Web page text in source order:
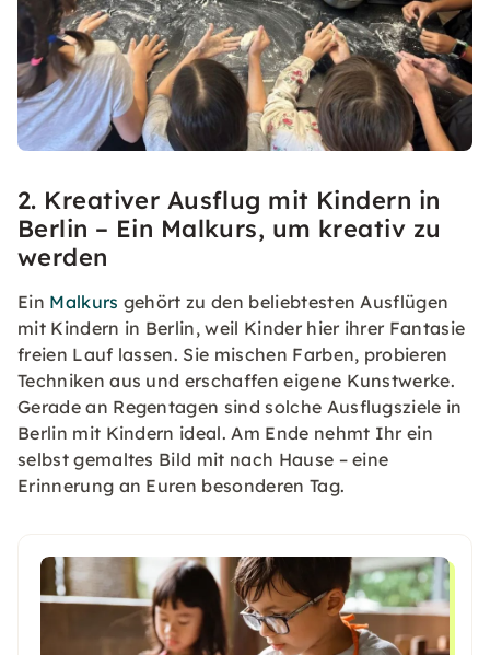
2. Kreativer Ausflug mit Kindern in
Berlin – Ein Malkurs, um kreativ zu
werden
Ein Malkurs gehört zu den beliebtesten Ausflügen
mit Kindern in Berlin, weil Kinder hier ihrer Fantasie
freien Lauf lassen. Sie mischen Farben, probieren
Techniken aus und erschaffen eigene Kunstwerke.
Gerade an Regentagen sind solche Ausflugsziele in
Berlin mit Kindern ideal. Am Ende nehmt Ihr ein
selbst gemaltes Bild mit nach Hause – eine
Erinnerung an Euren besonderen Tag.